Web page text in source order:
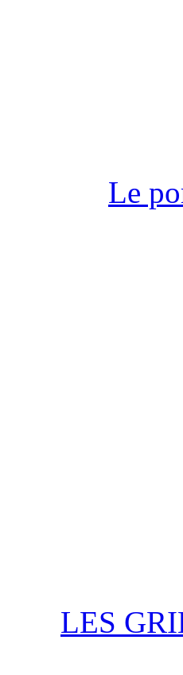
Le
LES